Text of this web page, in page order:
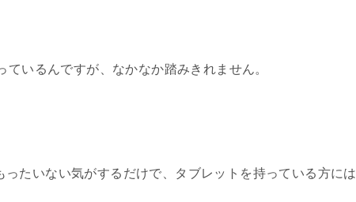
ているんですが、なかなか踏みきれません。
たいない気がするだけで、タブレットを持っている方には